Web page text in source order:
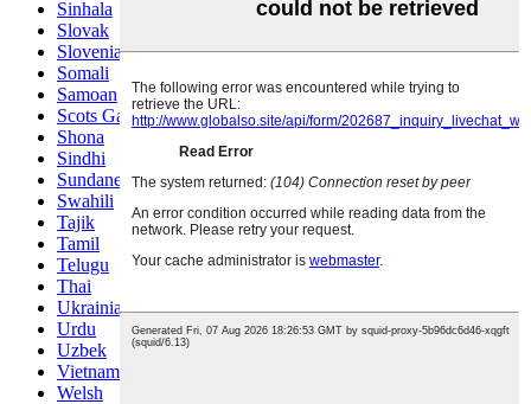
Sinhala
Slovak
Slovenian
Somali
Samoan
Scots Gaelic
Shona
Sindhi
Sundanese
Swahili
Tajik
Tamil
Telugu
Thai
Ukrainian
Urdu
Uzbek
Vietnamese
Welsh